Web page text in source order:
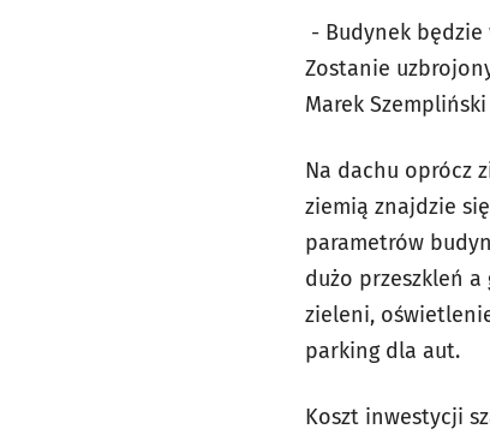
- Budynek
Zostanie
Marek
Na dachu oprócz
ziemią znajdzie
parametrów
dużo przeszkleń
zieleni,
parking dla aut.
Koszt inwestycji